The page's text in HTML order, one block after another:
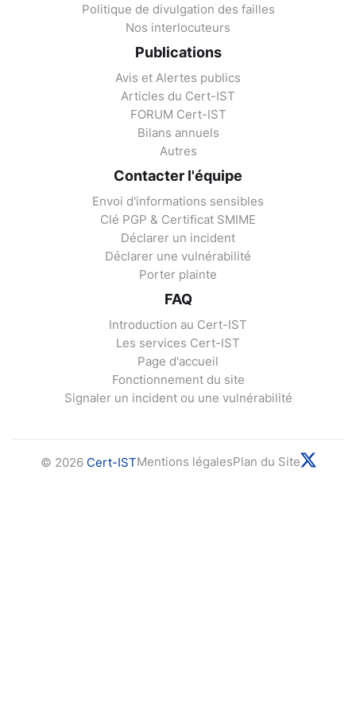
Politique de divulgation des failles
Nos interlocuteurs
Publications
Avis et Alertes publics
Articles du Cert-IST
FORUM Cert-IST
Bilans annuels
Autres
Contacter l'équipe
Envoi d'informations sensibles
Clé PGP & Certificat SMIME
Déclarer un incident
Déclarer une vulnérabilité
Porter plainte
FAQ
Introduction au Cert-IST
Les services Cert-IST
Page d'accueil
Fonctionnement du site
Signaler un incident ou une vulnérabilité
© 2026 Cert-ISTMentions légalesPlan du Site